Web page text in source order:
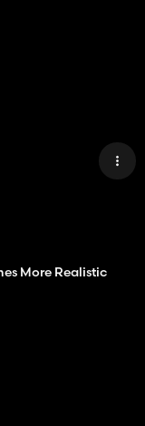
More Realistic